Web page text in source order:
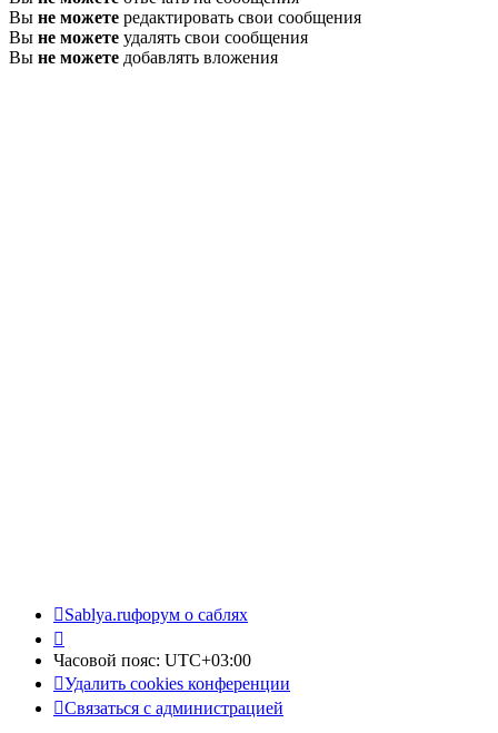
Вы не можете редактировать свои сообщения
Вы не можете удалять свои сообщения
Вы не можете добавлять вложения
Sablya.ruфорум о саблях
Часовой пояс: UTC+03:00
Удалить cookies конференции
Связаться с администрацией